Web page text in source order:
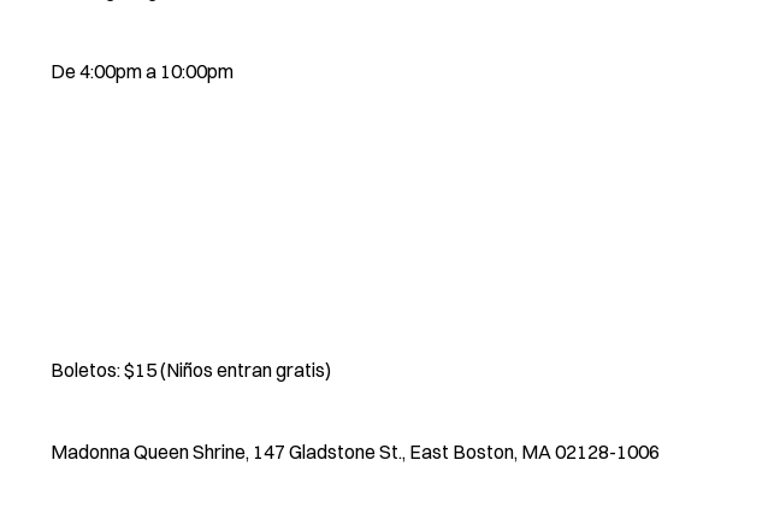
De 4:00pm a 10:00pm
Boletos: $15 (Niños entran gratis)
Madonna Queen Shrine, 147 Gladstone St., East Boston, MA 02128-1006